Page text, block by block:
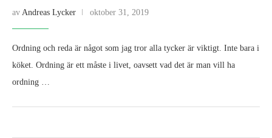
av Andreas Lycker oktober 31, 2019
Ordning och reda är något som jag tror alla tycker är viktigt. Inte bara i
köket. Ordning är ett måste i livet, oavsett vad det är man vill ha
ordning …